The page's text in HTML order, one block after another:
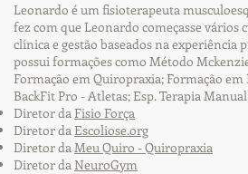
Leonardo é um fisioterapeuta
fez com que Leonardo começasse
clínica e gestão baseados na
possui formações como Método
Formação em Quiropraxia; Formação em
BackFit Pro - Atletas; Esp. Terapia
Diretor daFisio Força
Diretor daEscoliose.org
Diretor daMeu Quiro - Quiropraxia
Diretor daNeuroGym